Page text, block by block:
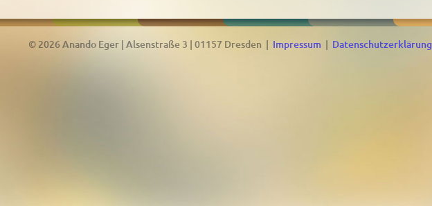
© 2026 Anando Eger | Alsenstraße 3 | 01157 Dresden | Impressum | Datenschutzerklärung